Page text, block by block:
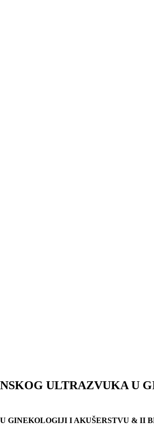
ULTRAZVUKA U
I AKUŠERSTVU & II